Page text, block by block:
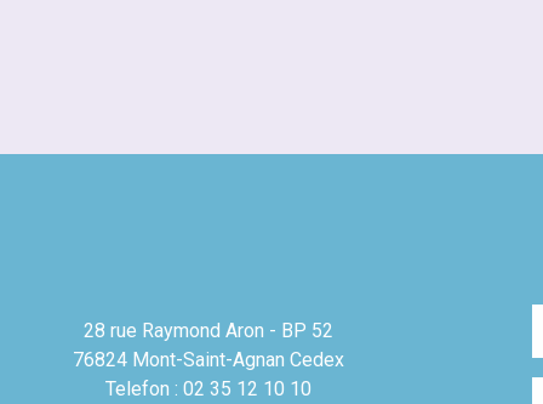
28 rue Raymond Aron - BP 52
76824 Mont-Saint-Agnan Cedex
Telefon : 02 35 12 10 10